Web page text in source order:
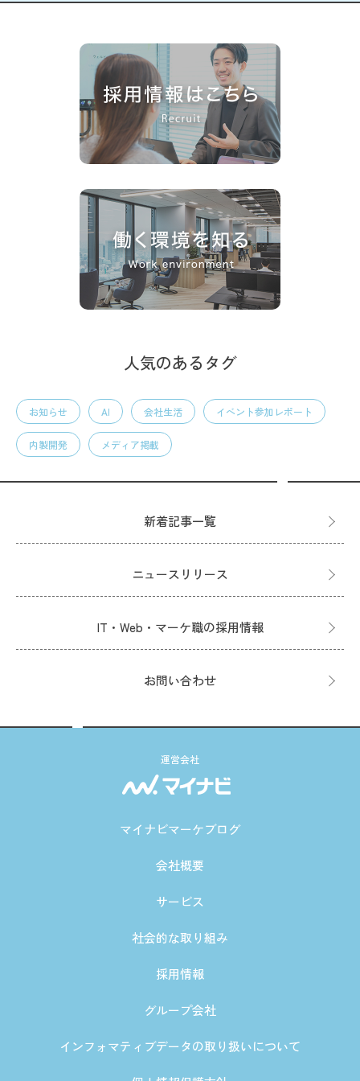
人気のあるタグ
お知らせ AI 会社生活 イベント参加レポート
内製開発 メディア掲載
新着記事一覧
ニュースリリース
IT・Web・マーケ職の採用情報
お問い合わせ
運営会社
マイナビマーケブログ
会社概要
サービス
社会的な取り組み
採用情報
グループ会社
インフォマティブデータの取り扱いについて